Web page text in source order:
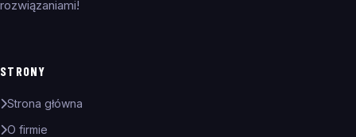
rozwiązaniami!
STRONY
Strona główna
O firmie